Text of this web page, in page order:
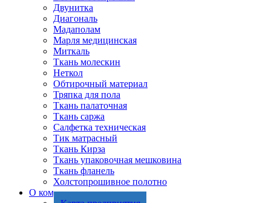
Двунитка
Диагональ
Мадаполам
Марля медицинская
Миткаль
Ткань молескин
Неткол
Обтирочный материал
Тряпка для пола
Ткань палаточная
Ткань саржа
Салфетка техническая
Тик матрасный
Ткань Кирза
Ткань упаковочная мешковина
Ткань фланель
Холстопрошивное полотно
О компании